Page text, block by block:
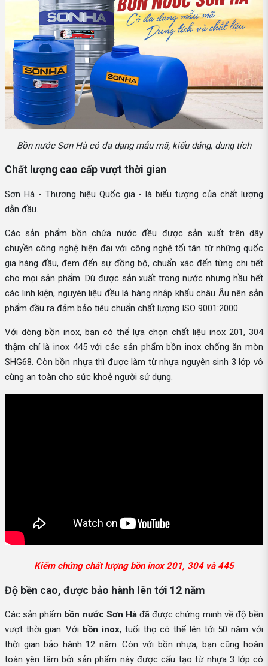
Bồn nước Sơn Hà có đa dạng mẫu mã, kiểu dáng, dung tích
Chất lượng cao cấp vượt thời gian
Sơn Hà - Thương hiệu Quốc gia - là biểu tượng của chất lượng
dẫn đầu.
Các sản phẩm bồn chứa nước đều được sản xuất trên dây
chuyền công nghệ hiện đại với công nghệ tối tân từ những quốc
gia hàng đầu, đem đến sự đồng bộ, chuẩn xác đến từng chi tiết
cho mọi sản phẩm. Dù được sản xuất trong nước nhưng hầu hết
các linh kiện, nguyên liệu đều là hàng nhập khẩu châu Âu nên sản
phẩm đầu ra đảm bảo tiêu chuẩn chất lượng ISO 9001:2000.
Với dòng bồn inox, bạn có thể lựa chọn chất liệu inox 201, 304
thậm chí là inox 445 với các sản phẩm bồn inox chống ăn mòn
SHG68. Còn bồn nhựa thì được làm từ nhựa nguyên sinh 3 lớp vô
cùng an toàn cho sức khoẻ người sử dụng.
Kiểm chứng chất lượng bồn inox 201, 304 và 445
Độ bền cao, được bảo hành lên tới 12 năm
Các sản phẩm bồn nước Sơn Hàđã được chứng minh về độ bền
vượt thời gian. Với bồn inox, tuổi thọ có thể lên tới 50 năm với
thời gian bảo hành 12 năm. Còn với bồn nhựa, bạn cũng hoàn
toàn yên tâm bởi sản phẩm này được cấu tạo từ nhựa 3 lớp có